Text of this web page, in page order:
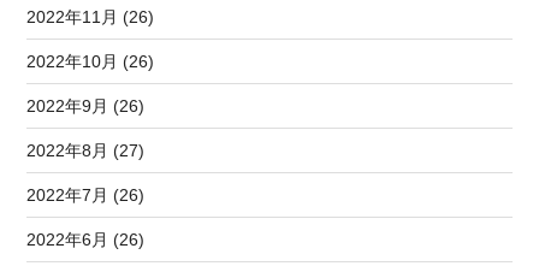
2022年11月 (26)
2022年10月 (26)
2022年9月 (26)
2022年8月 (27)
2022年7月 (26)
2022年6月 (26)